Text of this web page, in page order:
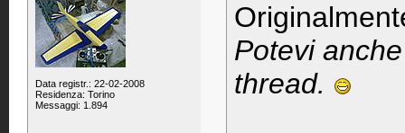
Data registr.: 22-02-2008
Residenza: Torino
Messaggi: 1.894
Potevi
thread.